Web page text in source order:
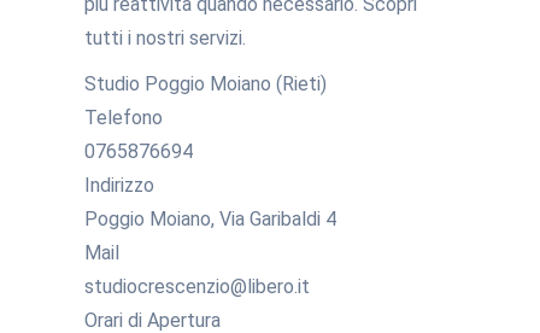
tutti i nostri servizi.
Studio Poggio Moiano (Rieti)
Telefono
0765876694
Indirizzo
Poggio Moiano, Via Garibaldi 4
Mail
studiocrescenzio@libero.it
Orari di Apertura